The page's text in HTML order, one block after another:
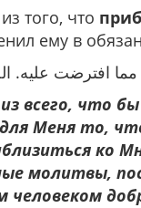
того, что
ему в
افترضت عليه.
всего, что бы
Меня то,
ко
молитвы,
человеком